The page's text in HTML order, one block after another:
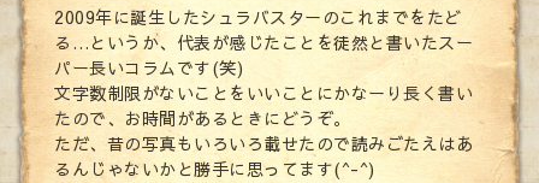
2009年に誕生したシュラバスターのこれまでをたど
る…というか、代表が感じたことを徒然と書いたスー
パー長いコラムです(笑)
文字数制限がないことをいいことにかなーり長く書い
たので、お時間があるときにどうぞ。
ただ、昔の写真もいろいろ載せたので読みごたえはあ
るんじゃないかと勝手に思ってます(^-^)